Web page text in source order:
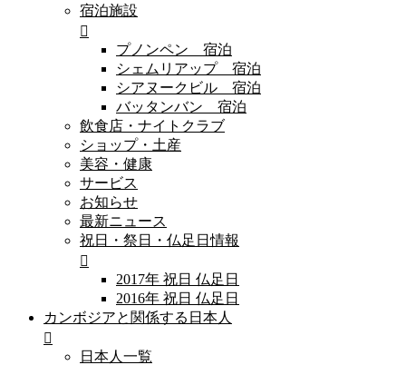
宿泊施設
プノンペン 宿泊
シェムリアップ 宿泊
シアヌークビル 宿泊
バッタンバン 宿泊
飲食店・ナイトクラブ
ショップ・土産
美容・健康
サービス
お知らせ
最新ニュース
祝日・祭日・仏足日情報
2017年 祝日 仏足日
2016年 祝日 仏足日
カンボジアと関係する日本人
日本人一覧